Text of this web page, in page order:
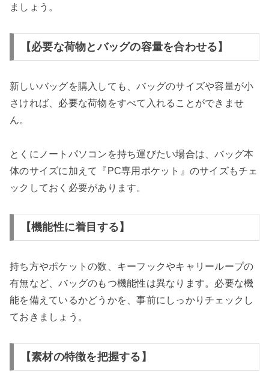
ましょう。
【必要な荷物とバッグの容量を合わせる】
新しいバッグを購入しても、バッグのサイズや容量が小
さければ、必要な荷物をすべて入れることができませ
ん。
とくにノートパソコンを持ち運びたい場合は、バッグ本
体のサイズに加えて『PC専用ポケット』のサイズもチェ
ックしておく必要があります。
【機能性に着目する】
持ち方やポケットの数、キーフックやキャリーループの
有無など、バッグのもつ機能性は異なります。必要な機
能を備えているかどうかを、事前にしっかりチェックし
ておきましょう。
【素材の特徴を把握する】